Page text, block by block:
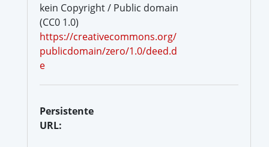
kein Copyright / Public domain
(CC0 1.0)
https://creativecommons.org/
publicdomain/zero/1.0/deed.d
e
Persistente
URL: